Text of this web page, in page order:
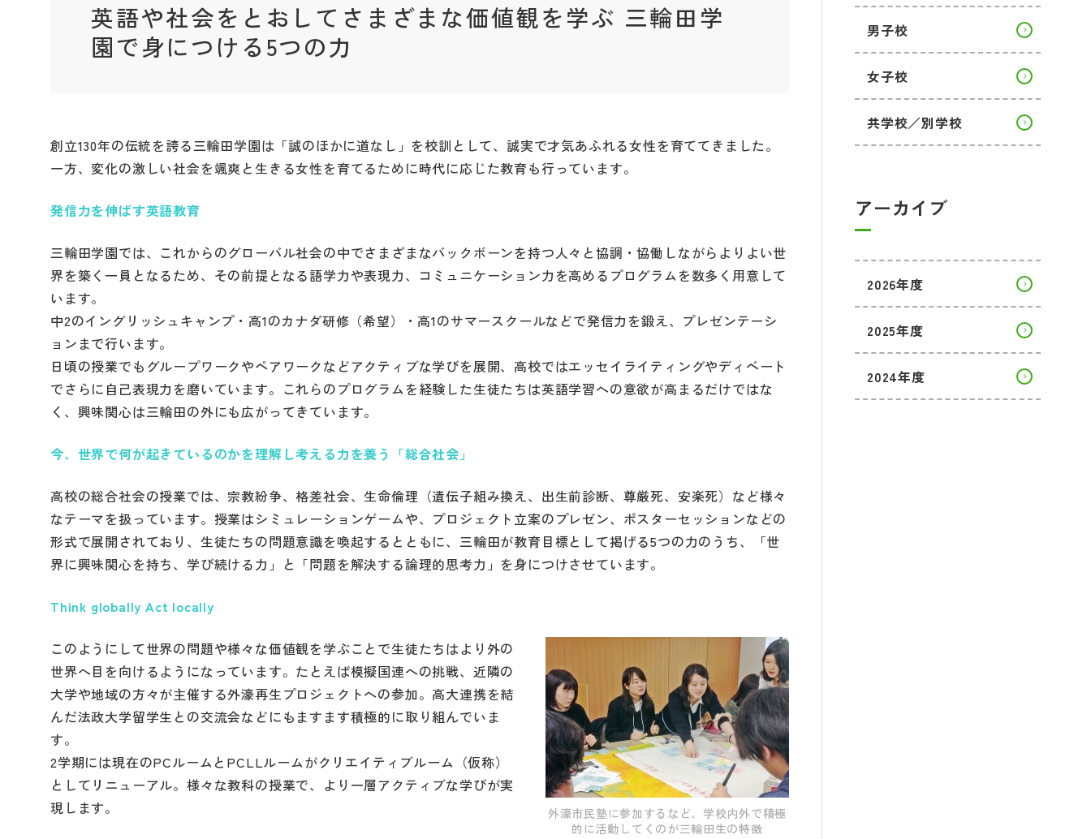
英語や社会をとおしてさまざまな価値観を学ぶ 三輪田学
園で身につける5つの力
創立130年の伝統を誇る三輪田学園は「誠のほかに道なし」を校訓として、誠実で才気あふれる女性を育ててきました。
一方、変化の激しい社会を颯爽と生きる女性を育てるために時代に応じた教育も行っています。
発信力を伸ばす英語教育
三輪田学園では、これからのグローバル社会の中でさまざまなバックボーンを持つ人々と協調・協働しながらよりよい世
界を築く一員となるため、その前提となる語学力や表現力、コミュニケーション力を高めるプログラムを数多く用意して
います。
中2のイングリッシュキャンプ・高1のカナダ研修（希望）・高1のサマースクールなどで発信力を鍛え、プレゼンテーシ
ョンまで行います。
日頃の授業でもグループワークやペアワークなどアクティブな学びを展開、高校ではエッセイライティングやディベート
でさらに自己表現力を磨いています。これらのプログラムを経験した生徒たちは英語学習への意欲が高まるだけではな
く、興味関心は三輪田の外にも広がってきています。
今、世界で何が起きているのかを理解し考える力を養う「総合社会」
高校の総合社会の授業では、宗教紛争、格差社会、生命倫理（遺伝子組み換え、出生前診断、尊厳死、安楽死）など様々
なテーマを扱っています。授業はシミュレーションゲームや、プロジェクト立案のプレゼン、ポスターセッションなどの
形式で展開されており、生徒たちの問題意識を喚起するとともに、三輪田が教育目標として掲げる5つの力のうち、「世
界に興味関心を持ち、学び続ける力」と「問題を解決する論理的思考力」を身につけさせています。
Think globally Act locally
外濠市民塾に参加するなど、学校内外で積極
的に活動してくのが三輪田生の特徴
このようにして世界の問題や様々な価値観を学ぶことで生徒たちはより外の
世界へ目を向けるようになっています。たとえば模擬国連への挑戦、近隣の
大学や地域の方々が主催する外濠再生プロジェクトへの参加。高大連携を結
んだ法政大学留学生との交流会などにもますます積極的に取り組んでいま
す。
2学期には現在のPCルームとPCLLルームがクリエイティブルーム（仮称）
としてリニューアル。様々な教科の授業で、より一層アクティブな学びが実
現します。
男子校
女子校
共学校／別学校
アーカイブ
2026年度
2025年度
2024年度